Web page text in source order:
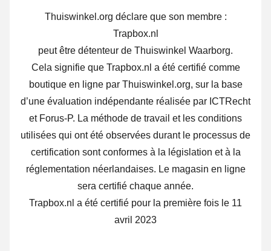
Thuiswinkel.org déclare que son membre :
Trapbox.nl
peut être détenteur de Thuiswinkel Waarborg.
Cela signifie que Trapbox.nl a été certifié comme
boutique en ligne par Thuiswinkel.org, sur la base
d’une évaluation indépendante réalisée par ICTRecht
et Forus-P. La méthode de travail et les conditions
utilisées qui ont été observées durant le processus de
certification sont conformes à la législation et à la
réglementation néerlandaises. Le magasin en ligne
sera certifié chaque année.
Trapbox.nl a été certifié pour la première fois le 11
avril 2023